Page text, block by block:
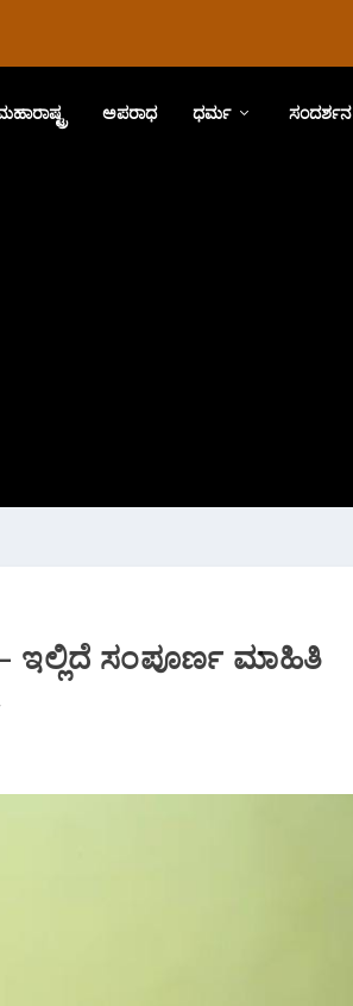
ಅಪರಾಧ ಧರ್ಮ ಸಂದರ್ಶನ
ಇಲ್ಲಿದೆ ಸಂಪೂರ್ಣ ಮಾಹಿತಿ